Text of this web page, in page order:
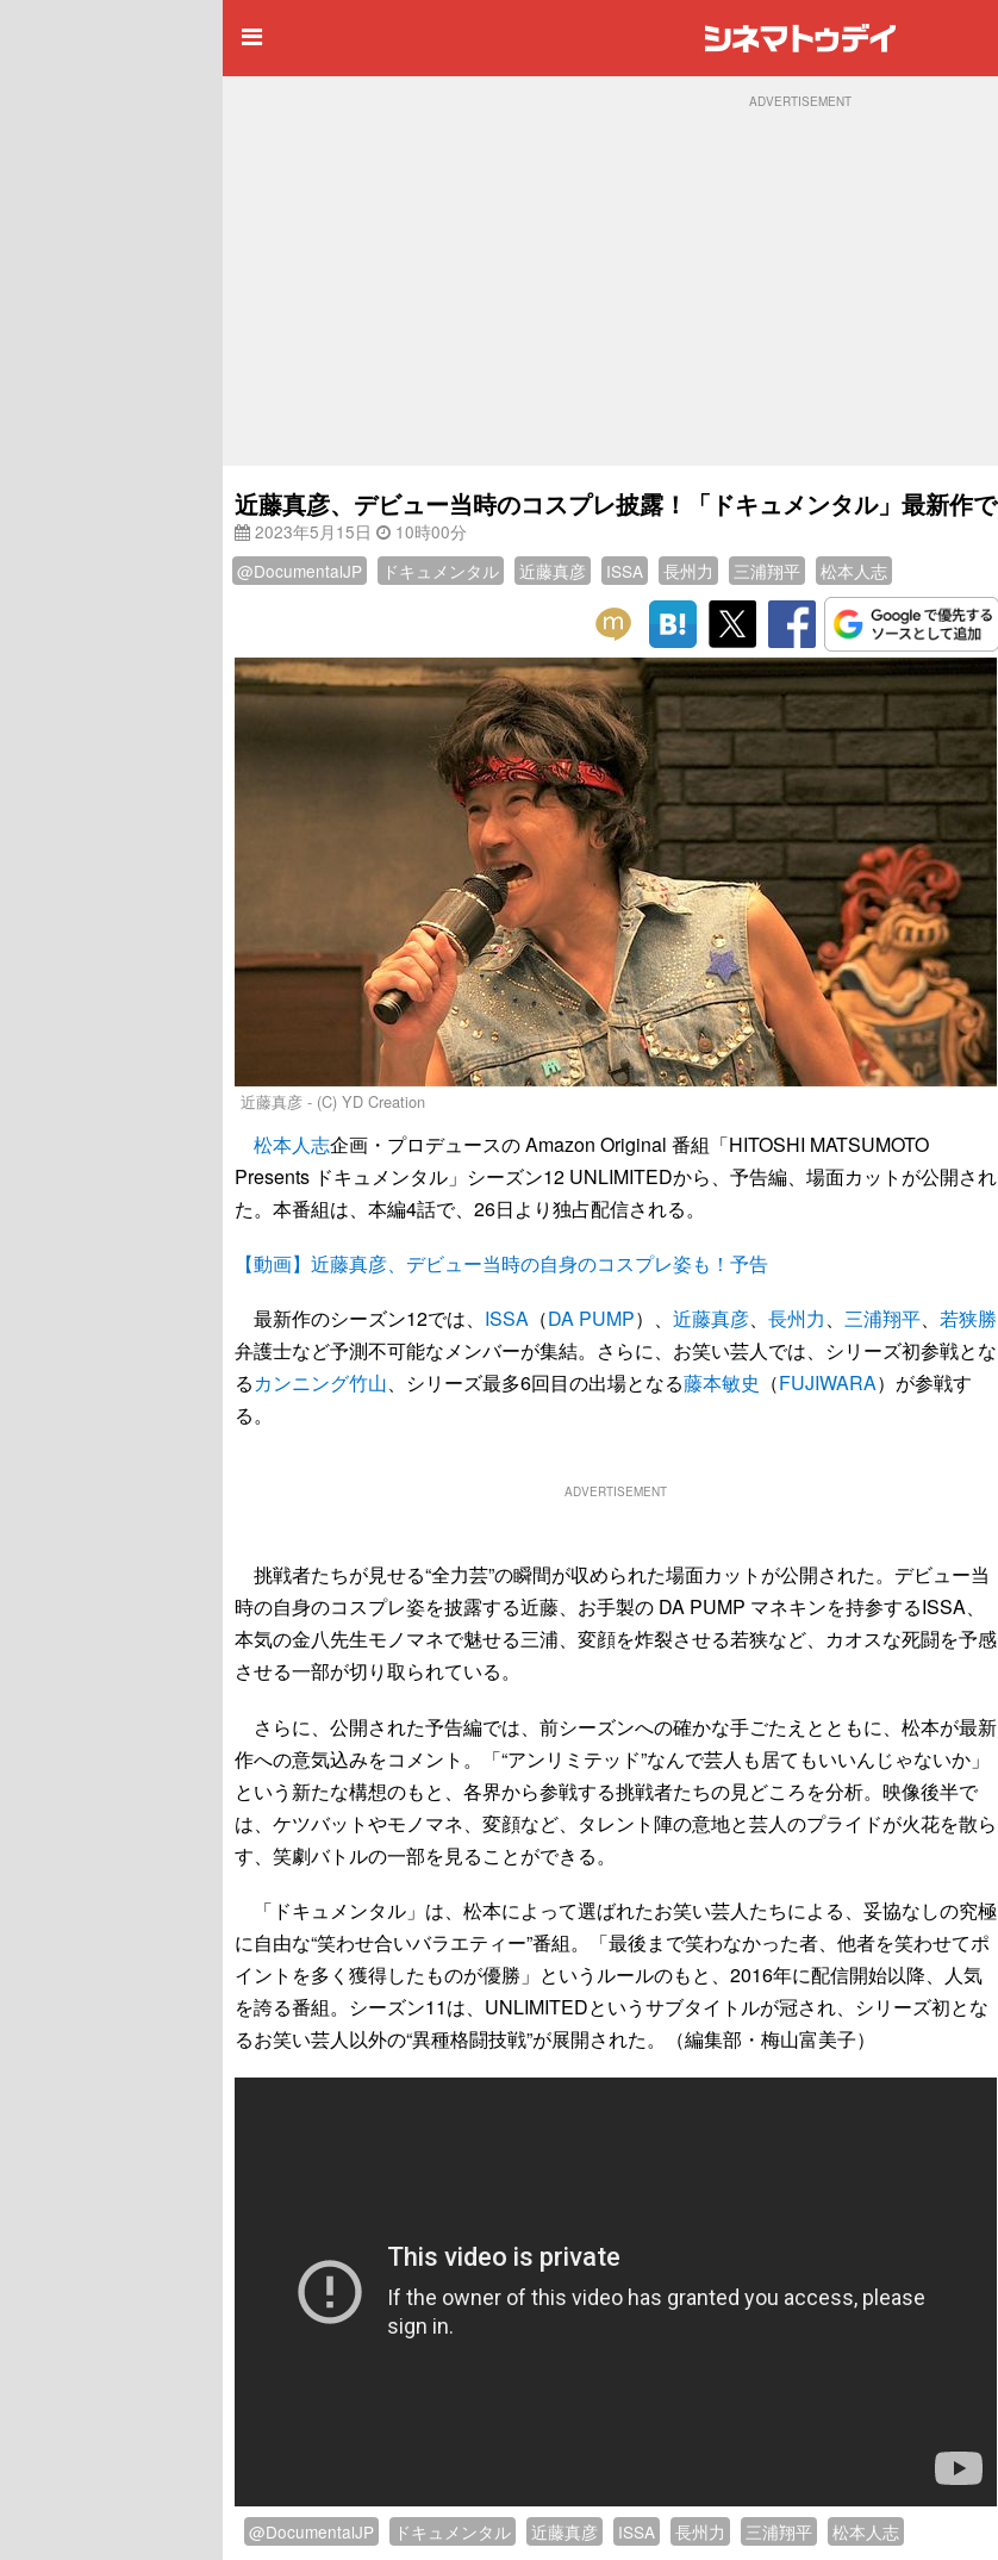
ADVERTISEMENT
近藤真彦、デビュー当時のコスプレ披露！「ドキュメンタル」最新作で
2023年5月15日
10時00分
@DocumentalJP
ドキュメンタル 近藤真彦 ISSA 長州力 三浦翔平 松本人志
近藤真彦 - (C) YD Creation
松本人志企画・プロデュースの Amazon Original 番組「HITOSHI MATSUMOTO
Presents ドキュメンタル」シーズン12 UNLIMITEDから、予告編、場面カットが公開され
た。本番組は、本編4話で、26日より独占配信される。
【動画】近藤真彦、デビュー当時の自身のコスプレ姿も！予告
最新作のシーズン12では、 ISSA （DA PUMP）、 近藤真彦、 長州力、 三浦翔平、 若狭勝
弁護士など予測不可能なメンバーが集結。さらに、お笑い芸人では、シリーズ初参戦とな
るカンニング竹山、シリーズ最多6回目の出場となる藤本敏史 （FUJIWARA）が参戦す
る。
ADVERTISEMENT
挑戦者たちが見せる“全力芸”の瞬間が収められた場面カットが公開された。デビュー当
時の自身のコスプレ姿を披露する近藤、お手製の DA PUMP マネキンを持参するISSA、
本気の金八先生モノマネで魅せる三浦、変顔を炸裂させる若狭など、カオスな死闘を予感
させる一部が切り取られている。
さらに、公開された予告編では、前シーズンへの確かな手ごたえとともに、松本が最新
作への意気込みをコメント。「“アンリミテッド”なんで芸人も居てもいいんじゃないか」
という新たな構想のもと、各界から参戦する挑戦者たちの見どころを分析。映像後半で
は、ケツバットやモノマネ、変顔など、タレント陣の意地と芸人のプライドが火花を散ら
す、笑劇バトルの一部を見ることができる。
「ドキュメンタル」は、松本によって選ばれたお笑い芸人たちによる、妥協なしの究極
に自由な“笑わせ合いバラエティー”番組。「最後まで笑わなかった者、他者を笑わせてポ
イントを多く獲得したものが優勝」というルールのもと、2016年に配信開始以降、人気
を誇る番組。シーズン11は、UNLIMITEDというサブタイトルが冠され、シリーズ初とな
るお笑い芸人以外の“異種格闘技戦”が展開された。（編集部・梅山富美子）
@DocumentalJP ドキュメンタル 近藤真彦 ISSA 長州力 三浦翔平 松本人志